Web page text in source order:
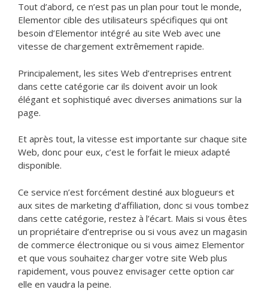
Tout d’abord, ce n’est pas un plan pour tout le monde,
Elementor cible des utilisateurs spécifiques qui ont
besoin d’Elementor intégré au site Web avec une
vitesse de chargement extrêmement rapide.
Principalement, les sites Web d’entreprises entrent
dans cette catégorie car ils doivent avoir un look
élégant et sophistiqué avec diverses animations sur la
page.
Et après tout, la vitesse est importante sur chaque site
Web, donc pour eux, c’est le forfait le mieux adapté
disponible.
Ce service n’est forcément destiné aux blogueurs et
aux sites de marketing d’affiliation, donc si vous tombez
dans cette catégorie, restez à l’écart. Mais si vous êtes
un propriétaire d’entreprise ou si vous avez un magasin
de commerce électronique ou si vous aimez Elementor
et que vous souhaitez charger votre site Web plus
rapidement, vous pouvez envisager cette option car
elle en vaudra la peine.